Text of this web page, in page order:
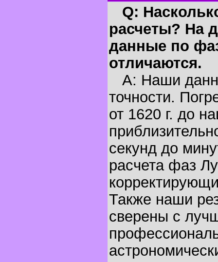
Q:
расчеты? На
данные по
отличаются.
A: Наши
точности.
от 1620 г. до
секунд до
расчета фаз
Также наши
сверены с